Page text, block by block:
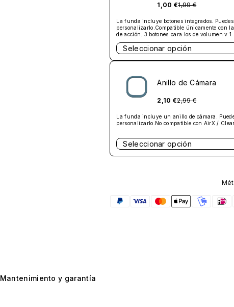
1,00 €1,99 €
La funda incluye botones integrados.
personalizarlo.Compatible únicamente con
de acción, 3 botones para los de volumen y
Seleccionar opción
Anillo de Cámara
2,10 €2,99 €
La funda incluye un anillo de cámara.
personalizarlo.No compatible con AirX /
Seleccionar opción
Mantenimiento y garantía